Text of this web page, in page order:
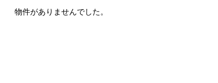
物件がありませんでした。